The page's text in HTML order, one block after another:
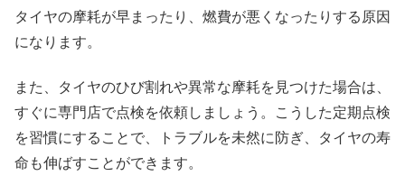
タイヤの摩耗が早まったり、燃費が悪くなったりする原因
になります。
また、タイヤのひび割れや異常な摩耗を見つけた場合は、
すぐに専門店で点検を依頼しましょう。こうした定期点検
を習慣にすることで、トラブルを未然に防ぎ、タイヤの寿
命も伸ばすことができます。